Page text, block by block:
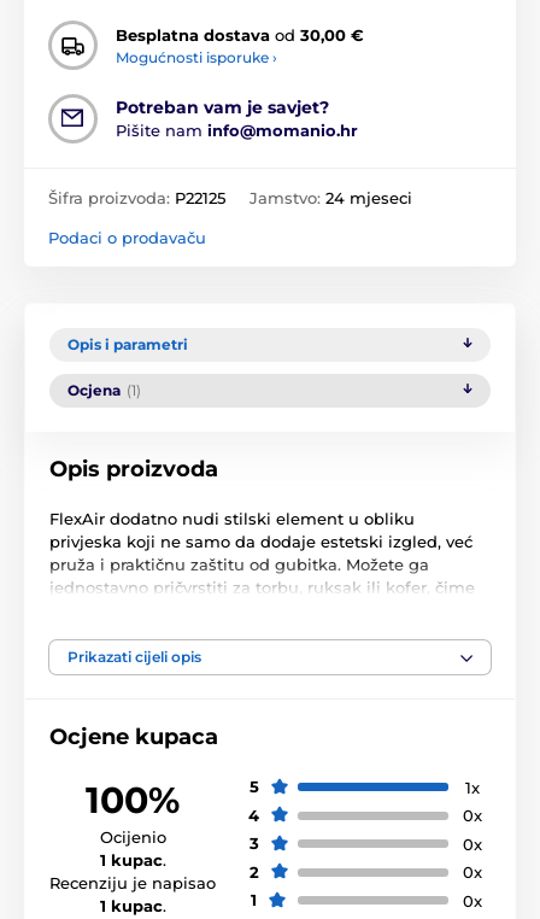
Besplatna dostava od 30,00 €
Mogućnosti isporuke ›
Potreban vam je savjet?
Pišite nam info@momanio.hr
Šifra proizvoda: P22125 Jamstvo: 24 mjeseci
Podaci o prodavaču
Opis i parametri
Ocjena (1)
Opis proizvoda
FlexAir dodatno nudi stilski element u obliku
privjeska koji ne samo da dodaje estetski izgled, već
pruža i praktičnu zaštitu od gubitka. Možete ga
jednostavno pričvrstiti za torbu, ruksak ili kofer, čime
Karakteristike proizvoda:
Jednostavna instalacija i uklanjanje
Dizajn savršenog priljubljivanja
za sigurno nošenje
Sadržaj pakovanja:
1x Tech-Protect FlexAir maska
Prikazati cijeli opis
Ocjene kupaca
100%
Ocijenio
1 kupac.
Recenziju je napisao
1 kupac.
5
1x
4
0x
3
0x
2
0x
1
0x